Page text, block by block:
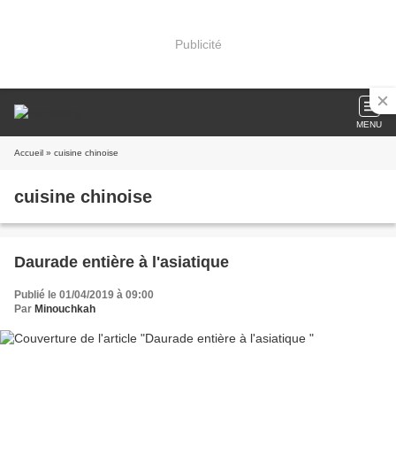
Publicité
MENU
Accueil » cuisine chinoise
cuisine chinoise
Daurade entière à l'asiatique
Publié le 01/04/2019 à 09:00
Par Minouchkah